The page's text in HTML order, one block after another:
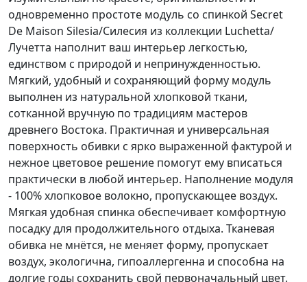
одновременно простоте модуль со спинкой Secret
De Maison Silesia/Силесия из коллекции Luchetta/
Лучетта наполнит ваш интерьер легкостью,
единством с природой и непринужденностью.
Мягкий, удобный и сохраняющий форму модуль
выполнен из натуральной хлопковой ткани,
сотканной вручную по традициям мастеров
древнего Востока. Практичная и универсальная
поверхность обивки с ярко выраженной фактурой и
нежное цветовое решение помогут ему вписаться
практически в любой интерьер. Наполнение модуля
- 100% хлопковое волокно, пропускающее воздух.
Мягкая удобная спинка обеспечивает комфортную
посадку для продолжительного отдыха. Тканевая
обивка не мнётся, не меняет форму, пропускает
воздух, экологична, гипоаллергенна и способна на
долгие годы сохранить свой первоначальный цвет.